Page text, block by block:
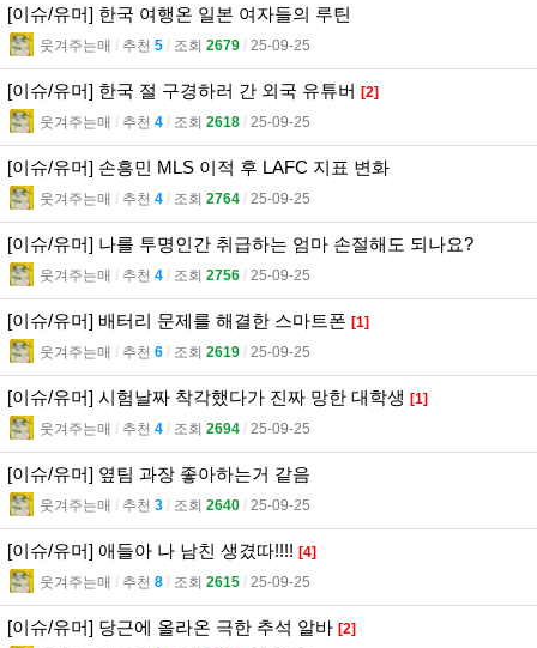
[이슈/유머] 한국 여행온 일본 여자들의 루틴
웃겨주는매 l 추천 5 l 조회 2679 l 25-09-25
[이슈/유머] 한국 절 구경하러 간 외국 유튜버 [2]
웃겨주는매 l 추천 4 l 조회 2618 l 25-09-25
[이슈/유머] 손흥민 MLS 이적 후 LAFC 지표 변화
웃겨주는매 l 추천 4 l 조회 2764 l 25-09-25
[이슈/유머] 나를 투명인간 취급하는 엄마 손절해도 되나요?
웃겨주는매 l 추천 4 l 조회 2756 l 25-09-25
[이슈/유머] 배터리 문제를 해결한 스마트폰 [1]
웃겨주는매 l 추천 6 l 조회 2619 l 25-09-25
[이슈/유머] 시험날짜 착각했다가 진짜 망한 대학생 [1]
웃겨주는매 l 추천 4 l 조회 2694 l 25-09-25
[이슈/유머] 옆팀 과장 좋아하는거 같음
웃겨주는매 l 추천 3 l 조회 2640 l 25-09-25
[이슈/유머] 애들아 나 남친 생겼따!!!! [4]
웃겨주는매 l 추천 8 l 조회 2615 l 25-09-25
[이슈/유머] 당근에 올라온 극한 추석 알바 [2]